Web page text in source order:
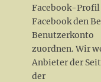
Facebook-Profil
Facebook den
Benutzerkonto
zuordnen. Wir
Anbieter der
der